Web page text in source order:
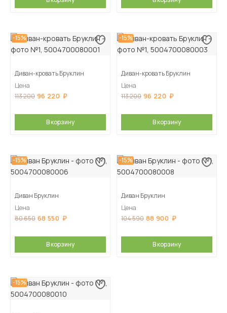
-15%
Диван-кровать Бруклин
Цена
113 200 96 220
В корзину
-15%
Диван-кровать Бруклин
Цена
113 200 96 220
В корзину
-15%
Диван Бруклин
Цена
80 650 68 550
В корзину
-15%
Диван Бруклин
Цена
104 590 88 900
В корзину
-15%